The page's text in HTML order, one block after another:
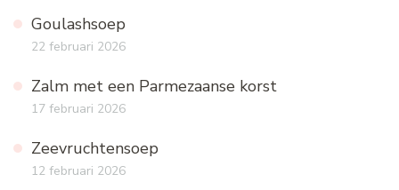
Goulashsoep
22 februari 2026
Zalm met een Parmezaanse korst
17 februari 2026
Zeevruchtensoep
12 februari 2026